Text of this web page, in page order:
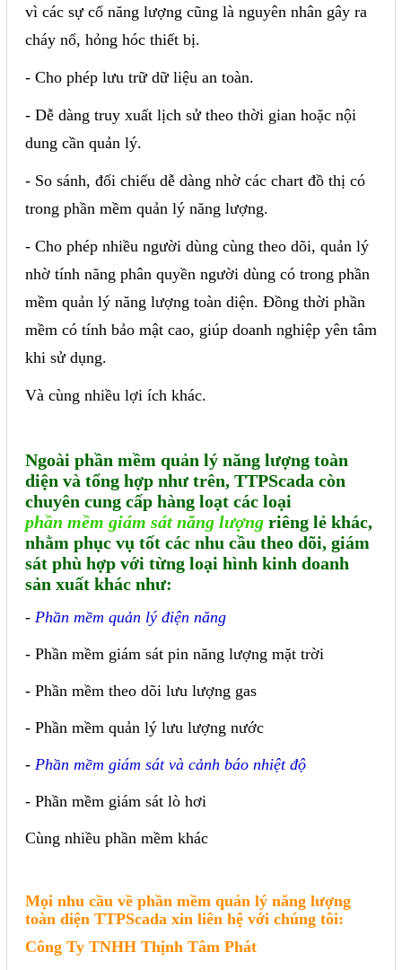
vì các sự cố năng lượng cũng là nguyên nhân gây ra
cháy nổ, hỏng hóc thiết bị.
- Cho phép lưu trữ dữ liệu an toàn.
- Dễ dàng truy xuất lịch sử theo thời gian hoặc nội
dung cần quản lý.
- So sánh, đối chiếu dễ dàng nhờ các chart đồ thị có
trong phần mềm quản lý năng lượng.
- Cho phép nhiều người dùng cùng theo dõi, quản lý
nhờ tính năng phân quyền người dùng có trong phần
mềm quản lý năng lượng toàn diện. Đồng thời phần
mềm có tính bảo mật cao, giúp doanh nghiệp yên tâm
khi sử dụng.
Và cùng nhiều lợi ích khác.
Ngoài phần mềm quản lý năng lượng toàn
diện và tổng hợp như trên, TTPScada còn
chuyên cung cấp hàng loạt các loại
phần mềm giám sát năng lượng riêng lẻ khác,
nhằm phục vụ tốt các nhu cầu theo dõi, giám
sát phù hợp với từng loại hình kinh doanh
sản xuất khác như:
- Phần mềm quản lý điện năng
- Phần mềm giám sát pin năng lượng mặt trời
- Phần mềm theo dõi lưu lượng gas
- Phần mềm quản lý lưu lượng nước
- Phần mềm giám sát và cảnh báo nhiệt độ
- Phần mềm giám sát lò hơi
Cùng nhiều phần mềm khác
Mọi nhu cầu về phần mềm quản lý năng lượng
toàn diện TTPScada xin liên hệ với chúng tôi:
Công Ty TNHH Thịnh Tâm Phát